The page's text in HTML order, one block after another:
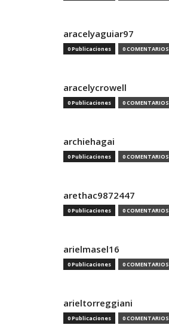
aracelyaguiar97
0 Publicaciones 0 COMENTARIOS
aracelycrowell
0 Publicaciones 0 COMENTARIOS
archiehagai
0 Publicaciones 0 COMENTARIOS
arethac9872447
0 Publicaciones 0 COMENTARIOS
arielmasel16
0 Publicaciones 0 COMENTARIOS
arieltorreggiani
0 Publicaciones 0 COMENTARIOS